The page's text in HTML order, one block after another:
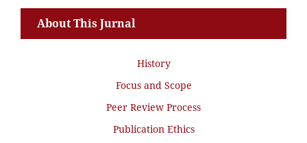
About This Jurnal
History
Focus and Scope
Peer Review Process
Publication Ethics